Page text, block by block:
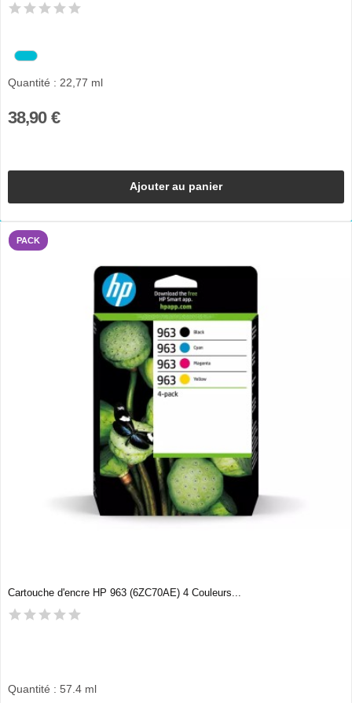
Quantité : 22,77 ml
38,90 €
Ajouter au panier
PACK
Cartouche d'encre HP 963 (6ZC70AE) 4 Couleurs...
Quantité : 57.4 ml